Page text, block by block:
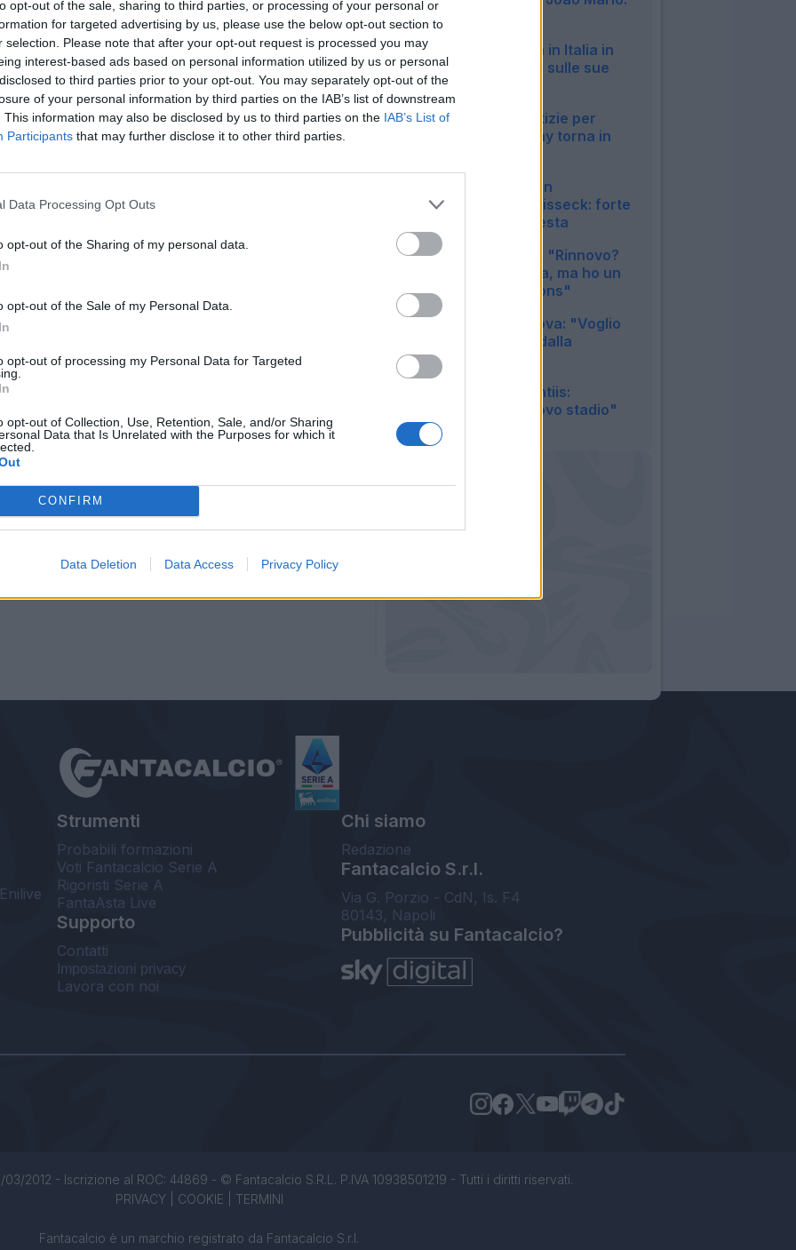
opt-out of the sale, sharing to third parties, or processing of your personal or
for targeted advertising by us, please use the below opt-out section to
selection. Please note that after your opt-out request is processed you may
interest-based ads based on personal information utilized by us or personal
to third parties prior to your opt-out. You may separately opt-out of the
of your personal information by third parties on the IAB’s list of downstream
This information may also be disclosed by us to third parties on the IAB’s List of
Participants that may further disclose it to other third parties.
Data Processing Opt Outs
opt-out of the Sharing of my personal data.
opt-out of the Sale of my Personal Data.
opt-out of processing my Personal Data for Targeted
opt-out of Collection, Use, Retention, Sale, and/or Sharing
Data that Is Unrelated with the Purposes for which it
CONFIRM
Data Deletion Data Access Privacy Policy
(Getty Images)
all'infortunio alla coscia, questo l'esito
"L’atleta Stefan Radu è stato sottoposto ad
presso la clinica Paideia in seguito ad
occorso due giorni fa durante
di Formello.
grado del muscolo bicipite femorale".
è quella di
allora partiredal 1' Basta:attese ulteriori
il tabellino
22:57
Milan, Gila rientra in Italia in
anticipo: le ultime sulle sue
condizioni
19:15
Napoli, buone notizie per
Allegri: McTominay torna in
17:38
Inter, duro colpo in
amichevole per Bisseck: forte
contusione alla testa
12:15
Inter, Mkhitaryan: "Rinnovo?
Nessuna garanzia, ma ho un
sogno in Champions"
11:33
Juventus, Zhegrova: "Voglio
restare, frenato dalla
pubalgia"
10:25
Napoli, De Laurentiis:
"Vogliamo un nuovo stadio"
08:48
Strumenti
Probabili formazioni
Voti Fantacalcio Serie A
Rigoristi Serie A
FantaAsta Live
Supporto
Contatti
Impostazioni privacy
Lavora con noi
Chi siamo
Redazione
Fantacalcio S.r.l.
Via G. Porzio - CdN, Is. F4
80143, Napoli
Pubblicità su Fantacalcio?
2012 - Iscrizione al ROC: 44869 - © Fantacalcio S.R.L. P.IVA 10938501219 - Tutti i diritti riservati.
PRIVACY| COOKIE TERMINI
Fantacalcio è un marchio registrato da Fantacalcio S.r.l.